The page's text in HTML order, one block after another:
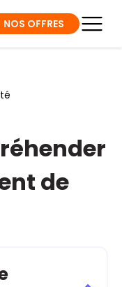
NOS OFFRES
de